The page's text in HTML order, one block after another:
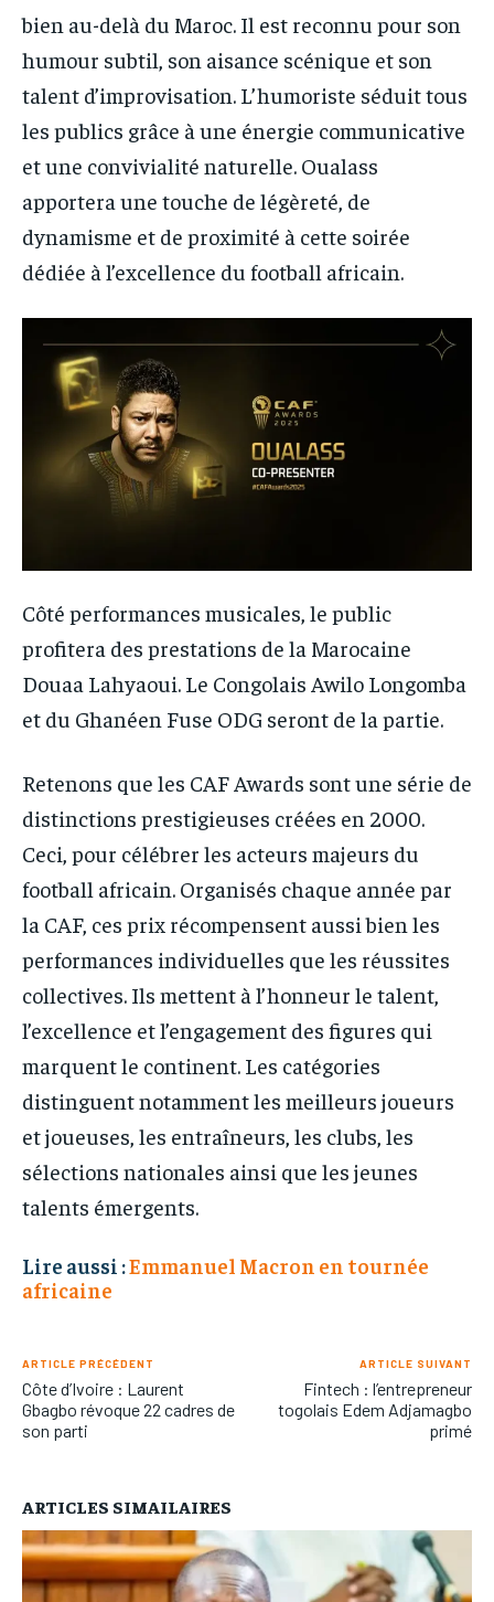
bien au-delà du Maroc. Il est reconnu pour son
humour subtil, son aisance scénique et son
talent d’improvisation. L’humoriste séduit tous
les publics grâce à une énergie communicative
et une convivialité naturelle. Oualass
apportera une touche de légèreté, de
dynamisme et de proximité à cette soirée
dédiée à l’excellence du football africain.
Côté performances musicales, le public
profitera des prestations de la Marocaine
Douaa Lahyaoui. Le Congolais Awilo Longomba
et du Ghanéen Fuse ODG seront de la partie.
Retenons que les CAF Awards sont une série de
distinctions prestigieuses créées en 2000.
Ceci, pour célébrer les acteurs majeurs du
football africain. Organisés chaque année par
la CAF, ces prix récompensent aussi bien les
performances individuelles que les réussites
collectives. Ils mettent à l’honneur le talent,
l’excellence et l’engagement des figures qui
marquent le continent. Les catégories
distinguent notamment les meilleurs joueurs
et joueuses, les entraîneurs, les clubs, les
sélections nationales ainsi que les jeunes
talents émergents.
Lire aussi :Emmanuel Macron en tournée
africaine
ARTICLE PRÉCÉDENT
Côte d’Ivoire : Laurent
Gbagbo révoque 22 cadres de
son parti
ARTICLE SUIVANT
Fintech : l’entrepreneur
togolais Edem Adjamagbo
primé
ARTICLES SIMAILAIRES